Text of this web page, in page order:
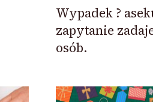
Wypadek ?
zapytanie
osób.